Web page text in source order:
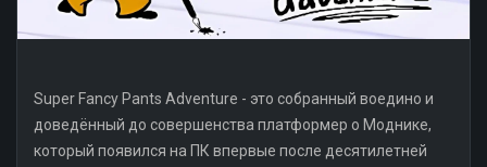
Super Fancy Pants Adventure - это собранный воедино и
доведённый до совершенства платформер о Моднике,
который появился на ПК впервые после десятилетней